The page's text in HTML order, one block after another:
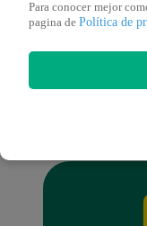
Para conocer mejor
pagina de Política de